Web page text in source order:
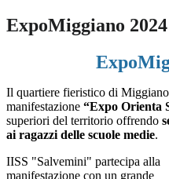
ExpoMiggiano 2024
Il quartiere fieristico di
manifestazione “Expo Orienta
superiori del territorio offrendo
ai ragazzi delle scuole medie.
IISS "Salvemini" partecipa alla
manifestazione con un grande